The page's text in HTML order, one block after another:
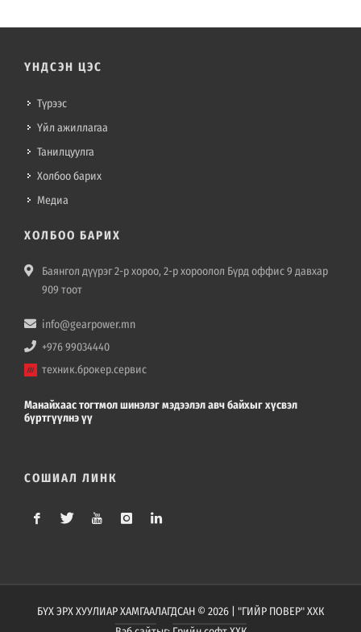
ҮНДСЭН ЦЭС
Түрээс
Үйл ажиллагаа
Танилцуулга
Холбоо барих
Медиа
ХОЛБОО БАРИХ
Баянгол дүүрэг 2-р хороо, 2-р хороолол Бүрд оффис 9 давхар
909 тоот
info@gearpower.mn
+976 99034440
техник.брокер.сервис
Манайхаас тогтмол шинэлэг мэдээлэл авч байхыг хүсвэл
бүртгүүлнэ үү
СОШИАЛ ЛИНК
БҮХ ЭРХ ХУУЛИАР ХАМГААЛАГДСАН © 2026 | "ГИЙР ПОВЕР" ХХК